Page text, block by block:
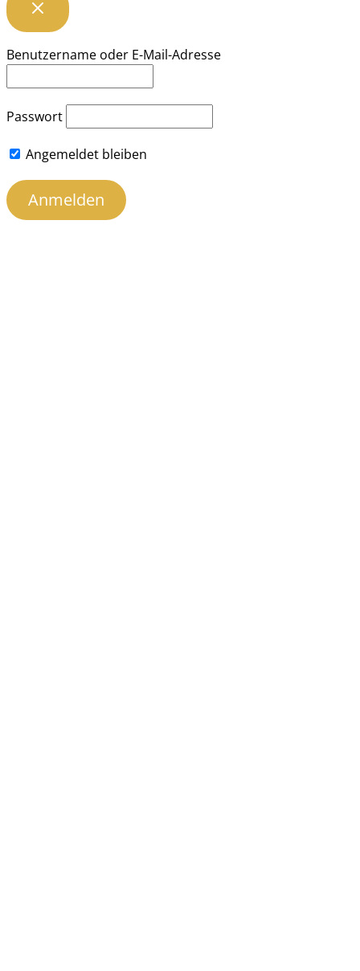
Benutzername oder E-Mail-Adresse
Passwort
Angemeldet bleiben